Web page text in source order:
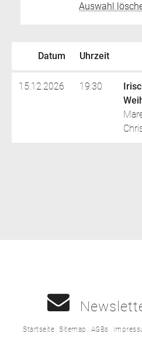
Auswahl
Datum Uhrzeit
15.12.2026 19:30
Startseite Sitemap AGBs